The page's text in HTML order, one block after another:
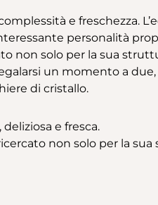
e freschezza.
personalità
non solo per la sua
un momento a
di cristallo.
e fresca.
non solo per la